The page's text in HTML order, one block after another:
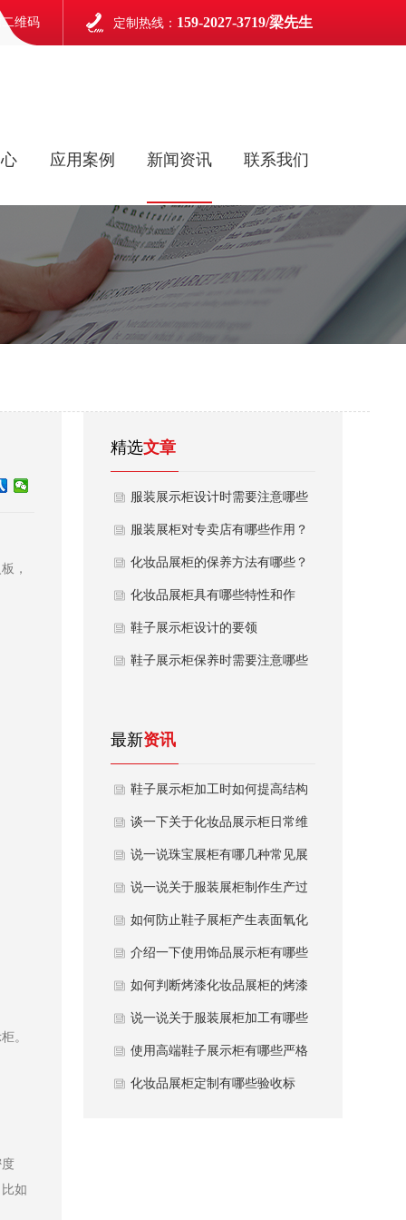
维码 定制热线： 159-2027-3719/梁先生
应用案例 新闻资讯 联系我们
，
。
如
精选文章
服装展示柜设计时需要注意哪些
问题
服装展柜对专卖店有哪些作用？
化妆品展柜的保养方法有哪些？
化妆品展柜具有哪些特性和作
用？
鞋子展示柜设计的要领
鞋子展示柜保养时需要注意哪些
最新资讯
鞋子展示柜加工时如何提高结构
加固防变形方法？
谈一下关于化妆品展示柜日常维
护注意事项？
说一说珠宝展柜有哪几种常见展
柜类型？
说一说关于服装展柜制作生产过
程中避坑哪些要点？
如何防止鞋子展柜产生表面氧化
发黄现象？
介绍一下使用饰品展示柜有哪些
常用材质？
如何判断烤漆化妆品展柜的烤漆
质量好坏？
说一说关于服装展柜加工有哪些
性能优势？
使用高端鞋子展示柜有哪些严格
质量要求？
化妆品展柜定制有哪些验收标